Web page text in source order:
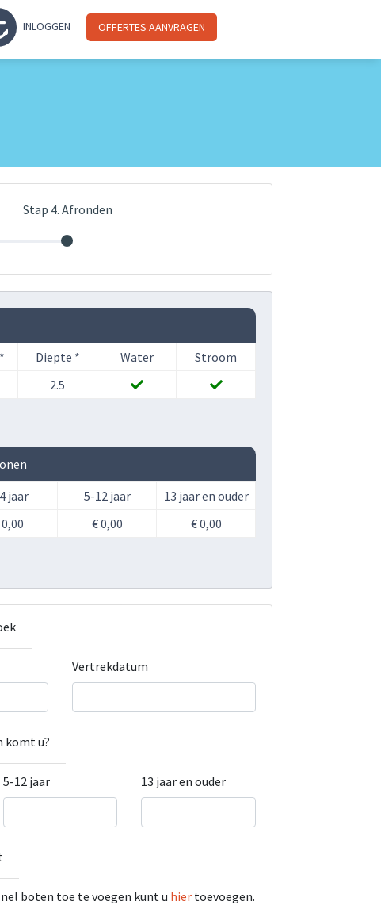
INLOGGEN OFFERTES AANVRAGEN
Stap 4. Afronden
Diepte * Water
Stroom
2.5
jaar 5-12 jaar
13 jaar en ouder
€ 0,00 € 0,00
Vertrekdatum
komt u?
5-12 jaar 13 jaar en ouder
boten toe te voegen kunt u hier toevoegen.